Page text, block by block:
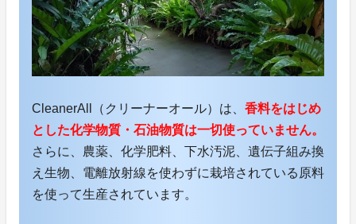
CleanerAll（クリーナーオール）は、 香料をはじめ
とした化学物質・石油物質は一切使っていません。
さらに、農薬、化学肥料、下水汚泥、遺伝子組み換
え生物、電離放射線を使わずに栽培されている原料
を使って生産されています。